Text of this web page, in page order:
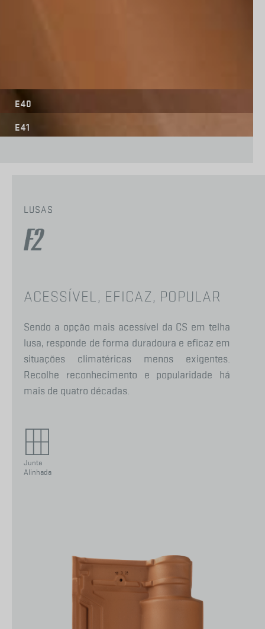
E40
E41
LUSAS
ACESSÍVEL, EFICAZ, POPULAR
Sendo a opção mais acessível da CS em telha
lusa, responde de forma duradoura e eficaz em
situações climatéricas menos exigentes.
Recolhe reconhecimento e popularidade há
mais de quatro décadas.
Junta
Alinhada